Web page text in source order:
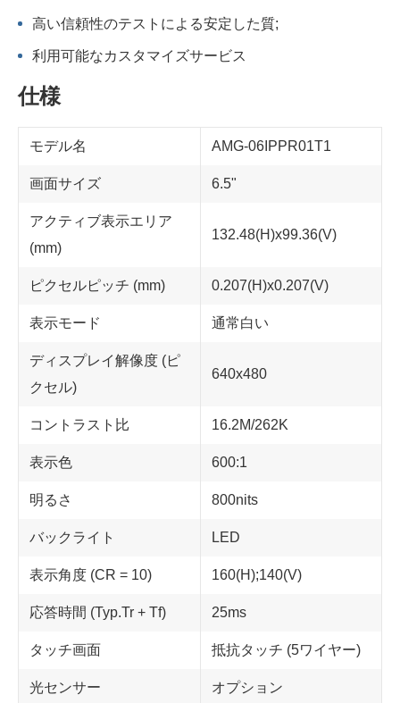
高い信頼性のテストによる安定した質;
利用可能なカスタマイズサービス
仕様
モデル名 AMG-06IPPR01T1
画面サイズ 6.5"
アクティブ表示エリア
(mm)
132.48(H)x99.36(V)
ピクセルピッチ (mm) 0.207(H)x0.207(V)
表示モード 通常白い
ディスプレイ解像度 (ピ
クセル)
640x480
コントラスト比 16.2M/262K
表示色 600:1
明るさ 800nits
バックライト LED
表示角度 (CR = 10) 160(H);140(V)
応答時間 (Typ.Tr + Tf) 25ms
タッチ画面 抵抗タッチ (5ワイヤー)
光センサー オプション